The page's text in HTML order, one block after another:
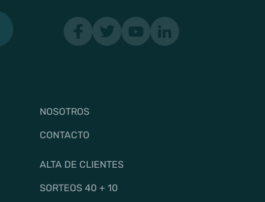
NOSOTROS
CONTACTO
ALTA DE CLIENTES
SORTEOS 40 + 10